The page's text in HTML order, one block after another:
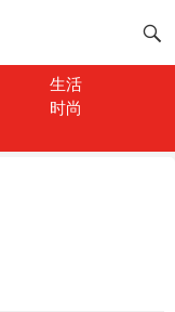
生活
时尚